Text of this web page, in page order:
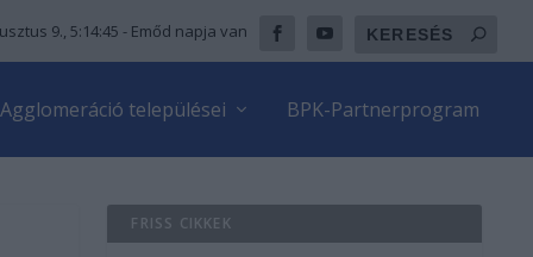
9., 5:14:46 - Emőd napja van
Agglomeráció települései BPK-Partnerprogram
FRISS CIKKEK